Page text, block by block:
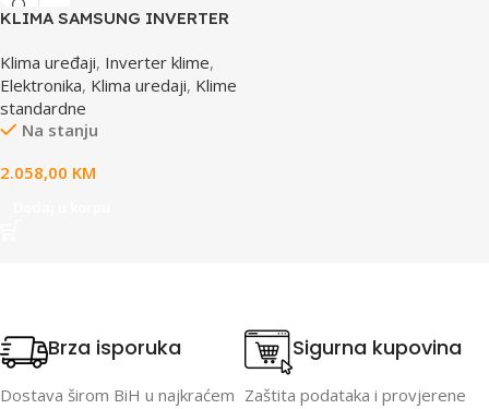
KLIMA SAMSUNG INVERTER
Klima uređaji, Inverter klime,
Elektronika, Klima uredaji, Klime
standardne
Na stanju
2.058,00 KM
Brza isporuka
Dostava širom BiH u najkraćem
Sigurna kupovina
Zaštita podataka i provjerene